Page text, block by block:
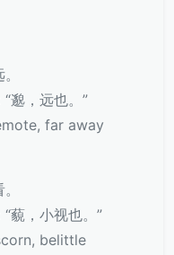
邈，远也。”
far away
藐，小视也。”
belittle